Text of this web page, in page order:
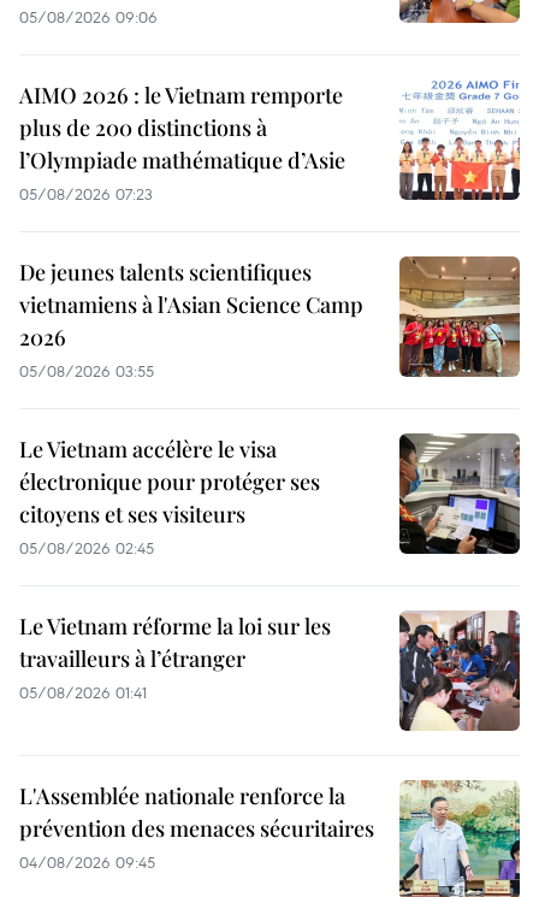
05/08/2026 09:06
AIMO 2026 : le Vietnam remporte
plus de 200 distinctions à
l’Olympiade mathématique d’Asie
05/08/2026 07:23
De jeunes talents scientifiques
vietnamiens à l'Asian Science Camp
2026
05/08/2026 03:55
Le Vietnam accélère le visa
électronique pour protéger ses
citoyens et ses visiteurs
05/08/2026 02:45
Le Vietnam réforme la loi sur les
travailleurs à l’étranger
05/08/2026 01:41
L'Assemblée nationale renforce la
prévention des menaces sécuritaires
04/08/2026 09:45